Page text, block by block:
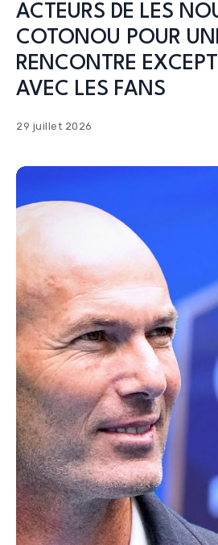
ACTEURS DE LES
COTONOU POUR
RENCONTRE
AVEC LES FANS
29 juillet 2026